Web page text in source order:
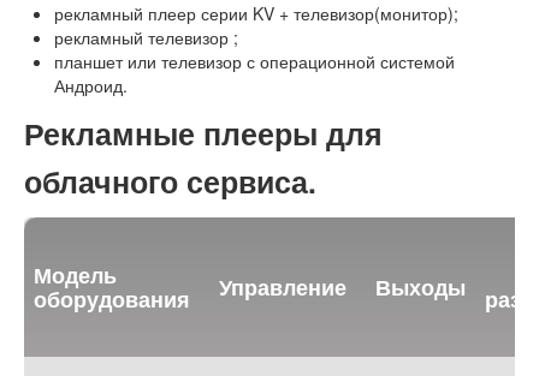
рекламный плеер серии KV + телевизор(монитор);
рекламный телевизор ;
планшет или телевизор с операционной системой
Андроид.
Рекламные плееры для
облачного сервиса.
Модель
оборудования Управление Выходы